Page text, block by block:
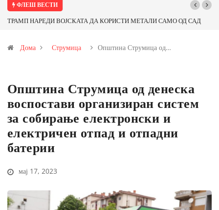
ФЛЕШ ВЕСТИ
МЕТАЛИ САМО ОД САД
Почнува реконструкцијата на улицата
Дома Струмица Општина Струмица од…
Општина Струмица од денеска
воспостави организиран систем
за собирање електронски и
електричен отпад и отпадни
батерии
мај 17, 2023